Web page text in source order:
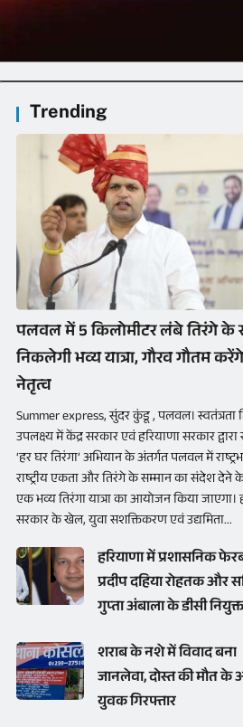
Trending
पलवल में 5 किलोमीटर लंबे तिरंगे के
निकलेगी भव्य यात्रा, गौरव गौतम करेंगे
नेतृत्व
Summer express, सुंदर कुंडू , पलवल। स्वतंत्रता
उपलक्ष्य में केंद्र सरकार एवं हरियाणा सरकार
‘हर घर तिरंगा’ अभियान के अंतर्गत पलवल में
राष्ट्रीय एकता और तिरंगे के सम्मान का संदेश देने
एक भव्य तिरंगा यात्रा का आयोजन किया जाएगा।
सरकार के खेल, युवा सशक्तिकरण एवं उद्यमिता...
हरियाणा में प्रशासनिक
प्रदीप दहिया रोहतक और
गुप्ता अंबाला के डीसी नियुक्त
शराब के नशे में विवाद बना
जानलेवा, दोस्त की मौत के
युवक गिरफ्तार